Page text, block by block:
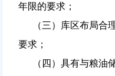
年限的要求；
（三）库区布局合
要求；
（四）具有与粮油储